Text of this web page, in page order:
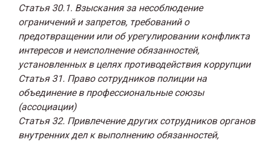
Статья 30.1. Взыскания за несоблюдение
ограничений и запретов, требований о
предотвращении или об урегулировании конфликта
интересов и неисполнение обязанностей,
установленных в целях противодействия коррупции
Статья 31. Право сотрудников полиции на
объединение в профессиональные союзы
(ассоциации)
Статья 32. Привлечение других сотрудников органов
внутренних дел к выполнению обязанностей,